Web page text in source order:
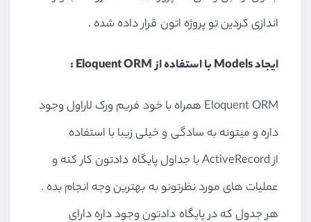
اندازی کردین تو پروژه اتون قرار داده شده .
ایجاد Models با استفاده از Eloquent ORM :
Eloquent ORM همراه با خود فریم ورک لاراول وجود
داره و میتونه به سادگی و خیلی زیبا با استفاده
از ActiveRecord با جداول پایگاه دادتون کار کنه و
عملیات های مورد نظرتونو به بهترین وجه انجام بده .
هر جدول که در پایگاه دادتون وجود داره دارای